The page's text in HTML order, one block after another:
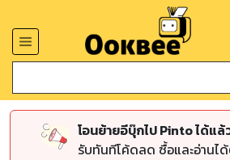
โอนย้ายอีบุ๊กไป Pinto ได้แ
รับทันทีโค้ดลด ซื้อและอ่านไ